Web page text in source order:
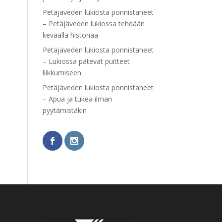
Petäjäveden lukiosta ponnistaneet
– Petäjäveden lukiossa tehdään
keväällä historiaa
Petäjäveden lukiosta ponnistaneet
– Lukiossa pätevät puitteet
liikkumiseen
Petäjäveden lukiosta ponnistaneet
– Apua ja tukea ilman
pyytämistäkin